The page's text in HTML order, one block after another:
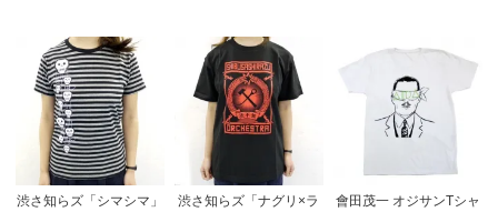
渋さ知らズ「シマシマ」
渋さ知らズ「ナグリ×ラ
會田茂一 オジサンTシャ